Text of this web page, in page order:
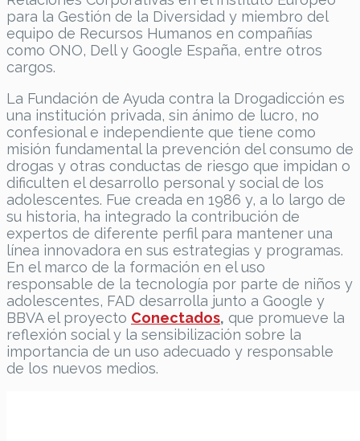
para la Gestión de la Diversidad y miembro del
equipo de Recursos Humanos en compañías
como ONO, Dell y Google España, entre otros
cargos.
La Fundación de Ayuda contra la Drogadicción es
una institución privada, sin ánimo de lucro, no
confesional e independiente que tiene como
misión fundamental la prevención del consumo de
drogas y otras conductas de riesgo que impidan o
dificulten el desarrollo personal y social de los
adolescentes. Fue creada en 1986 y, a lo largo de
su historia, ha integrado la contribución de
expertos de diferente perfil para mantener una
línea innovadora en sus estrategias y programas.
En el marco de la formación en el uso
responsable de la tecnología por parte de niños y
adolescentes, FAD desarrolla junto a Google y
BBVA el proyecto Conectados, que promueve la
reflexión social y la sensibilización sobre la
importancia de un uso adecuado y responsable
de los nuevos medios.